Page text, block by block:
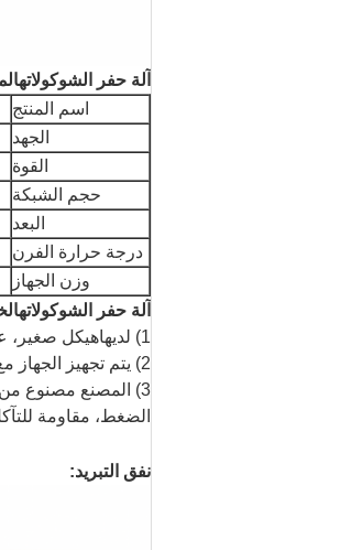
آلة حفر الشوكولاته
اسم المنتج
الجهد
القوة
حجم الشبكة
البعد
درجة حرارة الفرن
وزن الجهاز
آلة حفر الشوكولاته
1) لديها
هيكل صغير،
2) يتم تجهيز الجهاز مع مقشرات وأجهزة التحريك، حزام الشبكة الفولاذ المقاوم للصدأ يدور بمرونة.
3) المصنع مصنوع من
الضغط، مقاومة
نفق التبريد: